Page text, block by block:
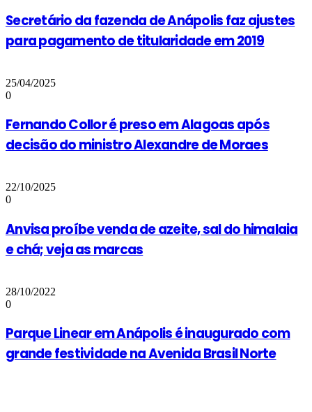
Secretário da fazenda de Anápolis faz ajustes
para pagamento de titularidade em 2019
25/04/2025
0
Fernando Collor é preso em Alagoas após
decisão do ministro Alexandre de Moraes
22/10/2025
0
Anvisa proíbe venda de azeite, sal do himalaia
e chá; veja as marcas
28/10/2022
0
Parque Linear em Anápolis é inaugurado com
grande festividade na Avenida Brasil Norte